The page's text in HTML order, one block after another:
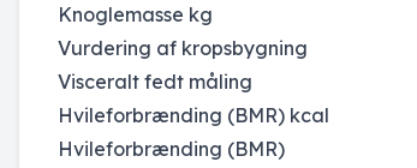
Knoglemasse kg
Vurdering af kropsbygning
Visceralt fedt måling
Hvileforbrænding (BMR) kcal
Hvileforbrænding (BMR)